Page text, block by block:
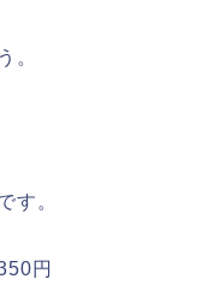
。
す。
円